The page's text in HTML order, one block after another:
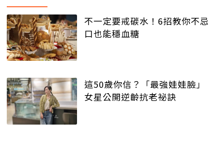
不一定要戒碳水！6招教你不忌
口也能穩血糖
這50歲你信？「最強娃娃臉」
女星公開逆齡抗老祕訣